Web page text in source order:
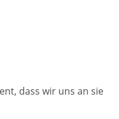
dass wir uns an sie